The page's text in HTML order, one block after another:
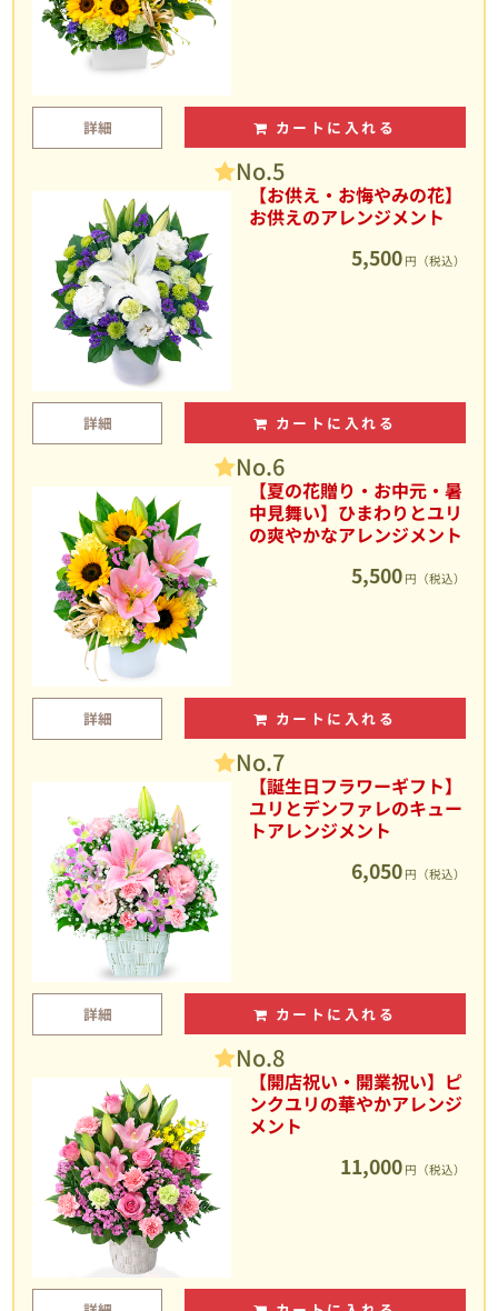
詳細 カートに入れる
No.5
【お供え・お悔やみの花】
お供えのアレンジメント
5,500 円（税込）
詳細 カートに入れる
No.6
【夏の花贈り・お中元・暑
中見舞い】ひまわりとユリ
の爽やかなアレンジメント
5,500 円（税込）
詳細 カートに入れる
No.7
【誕生日フラワーギフト】
ユリとデンファレのキュー
トアレンジメント
6,050 円（税込）
詳細 カートに入れる
No.8
【開店祝い・開業祝い】ピ
ンクユリの華やかアレンジ
メント
11,000 円（税込）